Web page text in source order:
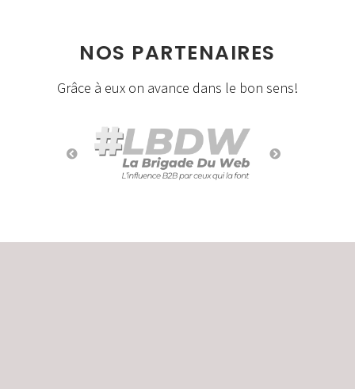
NOS PARTENAIRES
Grâce à eux on avance dans le bon sens!